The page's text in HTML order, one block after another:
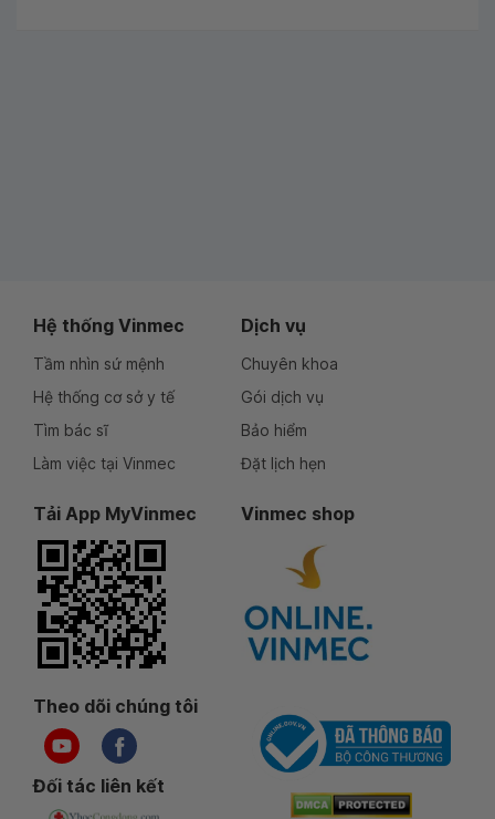
Hệ thống Vinmec
Tầm nhìn sứ mệnh
Hệ thống cơ sở y tế
Tìm bác sĩ
Làm việc tại Vinmec
Dịch vụ
Chuyên khoa
Gói dịch vụ
Bảo hiểm
Đặt lịch hẹn
Tải App MyVinmec Vinmec shop
Theo dõi chúng tôi
Đối tác liên kết